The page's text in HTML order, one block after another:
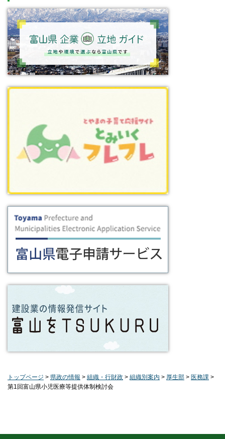
トップページ > 県政の情報 > 組織・行財政 > 組織別案内 > 厚生部 > 医務課 >
第1回富山県小児医療等提供体制検討会